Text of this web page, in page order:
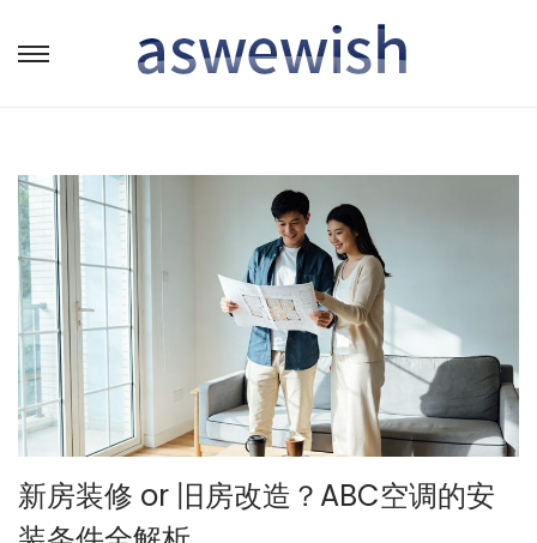
转
航
跳
容
新房装修 or 旧房改造？ABC空调的安